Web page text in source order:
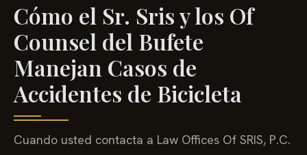
Cómo el Sr. Sris y los Of
Counsel del Bufete
Manejan Casos de
Accidentes de Bicicleta
Cuando usted contacta a Law Offices Of SRIS, P.C.